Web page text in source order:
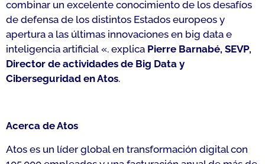
combinar un excelente conocimiento de los desafíos
de defensa de los distintos Estados europeos y
apertura a las últimas innovaciones en big data e
inteligencia artificial «. explica Pierre Barnabé, SEVP,
Director de actividades de Big Data y
Ciberseguridad en Atos.
Acerca de Atos
Atos es un líder global en transformación digital con